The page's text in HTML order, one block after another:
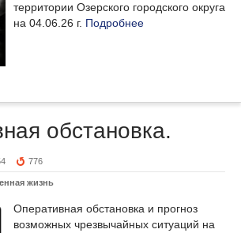
территории Озерского городского округа
на 04.06.26 г. Подробнее
обстановка.
776
жизнь
Оперативная обстановка и прогноз
возможных чрезвычайных ситуаций на